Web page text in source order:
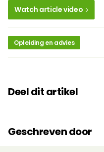
Watch article video
Opleiding en advies
Deel dit artikel
Geschreven door